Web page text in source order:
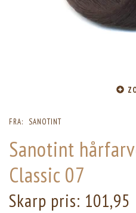
FRA: SANOTINT
Sanotint
Classic 07
Skarp pris: 101,95